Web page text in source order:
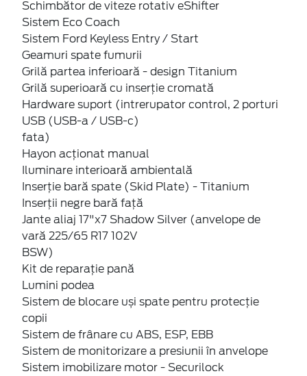
Schimbător de viteze rotativ eShifter
Sistem Eco Coach
Sistem Ford Keyless Entry / Start
Geamuri spate fumurii
Grilă partea inferioară - design Titanium
Grilă superioară cu inserție cromată
Hardware suport (intrerupator control, 2 porturi
USB (USB-a / USB-c)
fata)
Hayon acționat manual
Iluminare interioară ambientală
Inserție bară spate (Skid Plate) - Titanium
Inserții negre bară față
Jante aliaj 17"x7 Shadow Silver (anvelope de
vară 225/65 R17 102V
BSW)
Kit de reparație pană
Lumini podea
Sistem de blocare uși spate pentru protecție
copii
Sistem de frânare cu ABS, ESP, EBB
Sistem de monitorizare a presiunii în anvelope
Sistem imobilizare motor - Securilock